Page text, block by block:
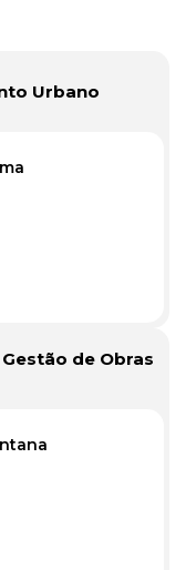
Urbano
de Obras